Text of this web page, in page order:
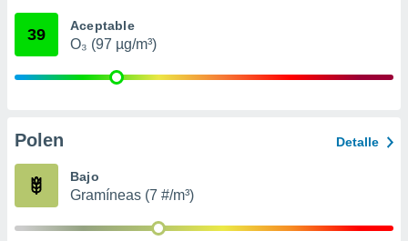
e
publicidad
39 Aceptable
O₃ (97 µg/m³)
Polen Detalle
Bajo
Gramíneas (7 #/m³)